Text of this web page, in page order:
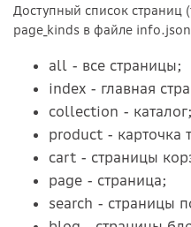
Доступный список страниц
page_kinds в файле
all - все страницы;
index - главная
collection - каталог;
product - карточка
cart - страницы
page - страница;
search - страницы